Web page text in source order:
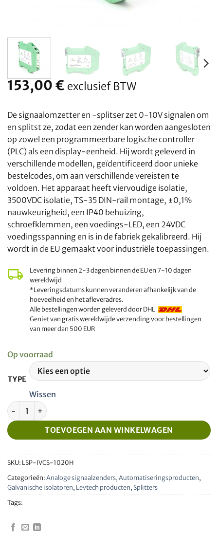
153,00 € exclusief BTW
De signaalomzetter en -splitser zet 0-10V signalen om
en splitst ze, zodat een zender kan worden aangesloten
op zowel een programmeerbare logische controller
(PLC) als een display-eenheid. Hij wordt geleverd in
verschillende modellen, geïdentificeerd door unieke
bestelcodes, om aan verschillende vereisten te
voldoen. Het apparaat heeft viervoudige isolatie,
3500VDC isolatie, TS-35 DIN-rail montage, ±0,1%
nauwkeurigheid, een IP40 behuizing,
schroefklemmen, een voedings-LED, een 24VDC
voedingsspanning en is in de fabriek gekalibreerd. Hij
wordt in de EU gemaakt voor industriële toepassingen.
Levering binnen 2-3 dagen binnen de EU en 7-10 dagen
wereldwijd
*Leveringsdatums kunnen veranderen afhankelijk van de
hoeveelheid en het afleveradres.
Alle bestellingen worden geleverd door DHL
Geniet van gratis wereldwijde verzending voor bestellingen
van meer dan 500 EUR
Op voorraad
TYPE
Wissen
Geïsoleerde signaalomzetter en splitter 0-10V naar 0-20mA
TOEVOEGEN AAN WINKELWAGEN
SKU: LSP-IVCS-1020H
Categorieën:Analoge signaalzenders,Automatiseringsproducten,
Galvanische isolatoren, Levtech producten, Splitters
Tags: